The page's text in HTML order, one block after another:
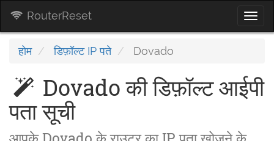
RouterReset
होम डिफ़ॉल्ट IP पते Dovado
Dovado की डिफ़ॉल्ट आईपी
पता सूची